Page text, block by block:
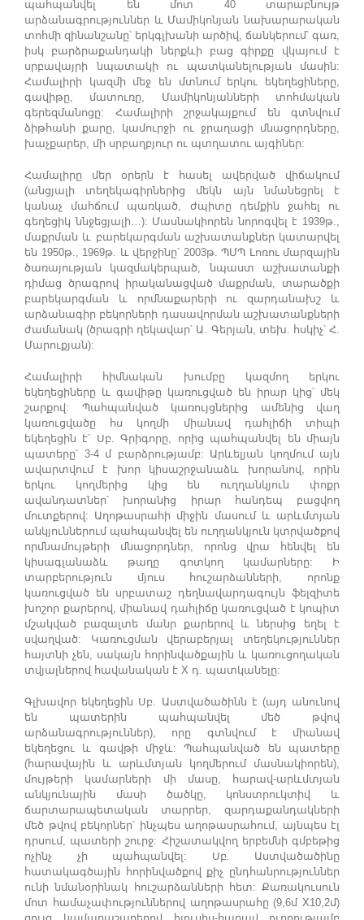
պահպանվել են մոտ 40 տարաբնույթ
արձանագրություններ և Մամիկոնյան նախարարական
տոհմի զինանշանը՝ երկգլխանի արծիվ, ճանկերում՝ գառ,
իսկ բարձրաքանդակի ներքևի բաց գիրքը վկայում է
սրբավայրի նպատակի ու պատկանելության մասին:
Համալիրի կազմի մեջ են մտնում երկու եկեղեցիները,
գավիթը, մատուռը, Մամիկոնյանների տոհմական
գերեզմանոցը: Համալիրի շրջակայքում են գտնվում
ձիթհանի քարը, կամուրջի ու ջրաղացի մնացորդները,
խաչքարեր, մի սրբաղբյուր ու պտղատու այգիներ:
Համալիրը մեր օրերն է հասել ավերված վիճակում
(անցյալի տեղեկագիրներից մեկն այն նմանեցրել է
կանաչ մահճում պառկած, ժպիտը դեմքին ջահել ու
գեղեցիկ ննջեցյալի…): Մասնակիորեն նորոգվել է 1939թ.,
մաքրման և բարեկարգման աշխատանքներ կատարվել
են 1950թ., 1969թ. և վերջինը՝ 2003թ. ՊՄՊ Լոռու մարզային
ծառայության կազմակերպած, նպաստ աշխատանքի
դիմաց ծրագրով իրականացված մաքրման, տարածքի
բարեկարգման և որմնաքարերի ու զարդանախշ և
արձանագիր բեկորների դասավորման աշխատանքների
ժամանակ (ծրագրի ղեկավար՝ Ա. Գերյան, տեխ. հսկիչ՝ Հ.
Մարուքյան):
Համալիրի հիմնական խումբը կազմող երկու
եկեղեցիները և գավիթը կառուցված են իրար կից՝ մեկ
շարքով: Պահպանված կառույցներից ամենից վաղ
կառուցվածը հս կողմի միանավ դահլիճի տիպի
եկեղեցին է՝ Սբ. Գրիգորը, որից պահպանվել են միայն
պատերը՝ 3-4 մ բարձրությամբ: Արևելյան կողմում այն
ավարտվում է խոր կիսաշրջանաձև խորանով, որին
երկու կողմերից կից են ուղղանկյուն փոքր
ավանդատներ՝ խորանից իրար հանդեպ բացվող
մուտքերով: Աղոթասրահի միջին մասում և արևմտյան
անկյուններում պահպանվել են ուղղանկյուն կտրվածքով
որմնամույթերի մնացորդներ, որոնց վրա հենվել են
կիսագլանաձև թաղը գոտկող կամարները: Ի
տարբերություն մյուս հուշարձանների, որոնք
կառուցված են սրբատաշ դեղնավարդագույն ֆելզիտե
խոշոր քարերով, միանավ դահլիճը կառուցված է կոպիտ
մշակված բազալտե մանր քարերով և ներսից եղել է
սվաղված: Կառուցման վերաբերյալ տեղեկություններ
հայտնի չեն, սակայն հորինվածքային և կառուցողական
տվյալներով հավանական է X դ. պատկանելը:
Գլխավոր եկեղեցին Սբ. Աստվածածինն է (այդ անունով
են պատերին պահպանվել մեծ թվով
արձանագրություններ), որը գտնվում է միանավ
եկեղեցու և գավթի միջև: Պահպանված են պատերը
(հարավային և արևմտյան կողմերում մասնակիորեն),
մույթերի կամարների մի մասը, հարավ-արևմտյան
անկյունային մասի ծածկը, կոնստրուկտիվ և
ճարտարապետական տարրեր, զարդաքանդակների
մեծ թվով բեկորներ՝ ինչպես աղոթասրահում, այնպես էլ
դրսում, պատերի շուրջ: Հիշատակվող երբեմնի գմբեթից
ոչինչ չի պահպանվել: Սբ. Աստվածածինը
հատակագծային հորինվածքով քիչ ընդհանրություններ
ունի նմանօրինակ հուշարձանների հետ: Քառակուսուն
մոտ համաչափություններով աղոթասրահը (9,6մ X10,2մ)